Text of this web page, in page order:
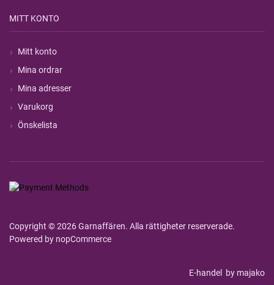
MITT KONTO
Mitt konto
Mina ordrar
Mina adresser
Varukorg
Önskelista
Copyright © 2026 Garnaffären. Alla rättigheter reserverade.
Powered by nopCommerce
E-handel by majako